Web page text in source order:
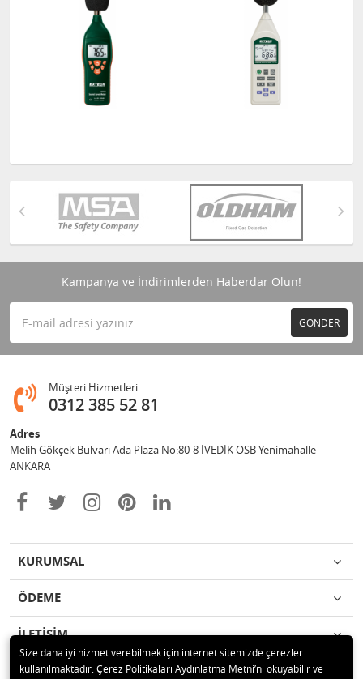
Kampanya ve İndirimlerden Haberdar Olun!
GÖNDER
Müşteri Hizmetleri
0312 385 52 81
Adres
Melih Gökçek Bulvarı Ada Plaza No:80-8 İVEDİK OSB Yenimahalle -
ANKARA
KURUMSAL
ÖDEME
İLETİŞİM
Size daha iyi hizmet verebilmek için internet sitemizde çerezler
kullanılmaktadır. Çerez Politikaları Aydınlatma Metni’ni okuyabilir ve